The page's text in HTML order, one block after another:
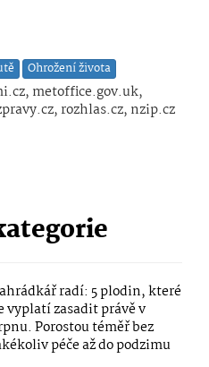
Ohrožení života
metoffice.gov.uk,
rozhlas.cz, nzip.cz
radí: 5 plodin, které
vyplatí zasadit právě v
Porostou téměř bez
péče až do podzimu